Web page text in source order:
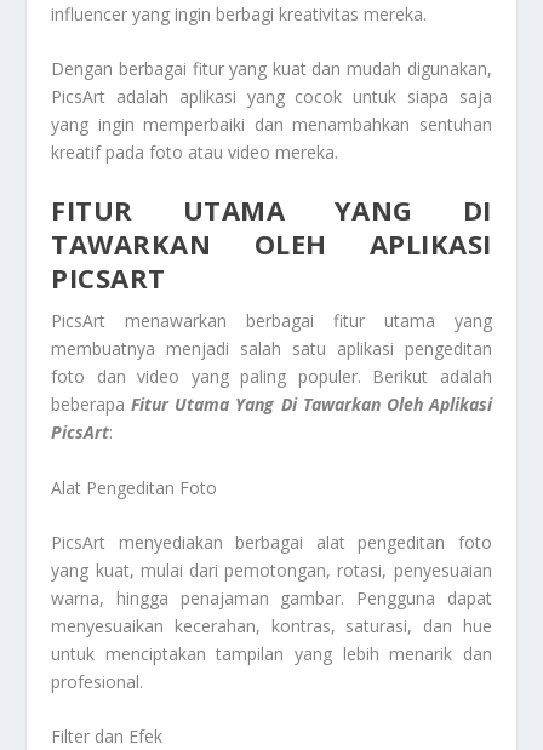
influencer yang ingin berbagi kreativitas mereka.
Dengan berbagai fitur yang kuat dan mudah digunakan,
PicsArt adalah aplikasi yang cocok untuk siapa saja
yang ingin memperbaiki dan menambahkan sentuhan
kreatif pada foto atau video mereka.
FITUR UTAMA YANG DI
TAWARKAN OLEH APLIKASI
PICSART
PicsArt menawarkan berbagai fitur utama yang
membuatnya menjadi salah satu aplikasi pengeditan
foto dan video yang paling populer. Berikut adalah
beberapaFitur Utama Yang DiTawarkan OlehAplikasi
PicsArt:
Alat Pengeditan Foto
PicsArt menyediakan berbagai alat pengeditan foto
yang kuat, mulai dari pemotongan, rotasi, penyesuaian
warna, hingga penajaman gambar. Pengguna dapat
menyesuaikan kecerahan, kontras, saturasi, dan hue
untuk menciptakan tampilan yang lebih menarik dan
profesional.
Filter dan Efek